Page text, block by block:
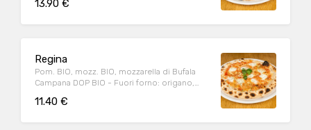
13.90 €
Regina
Pom. BIO, mozz. BIO, mozzarella di Bufala
Campana DOP BIO - Fuori forno: origano,
11.40 €